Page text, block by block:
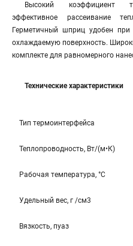
Высокий коэффициент
эффективное рассеивание
Герметичный шприц удобен
охлаждаемую поверхность.
комплекте для равномерного
Технические характеристики
Тип термоинтерфейса
Теплопроводность, Вт/(м•К)
Рабочая температура, °C
Удельный вес, г /см3
Вязкость, пуаз